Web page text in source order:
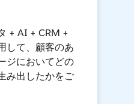
+ AI + CRM +
して、顧客のあ
ジにおいてどの
み出したかをご